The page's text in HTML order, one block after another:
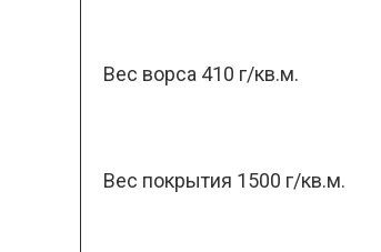
Вес ворса 410 г/кв.м.
Вес покрытия 1500 г/кв.м.